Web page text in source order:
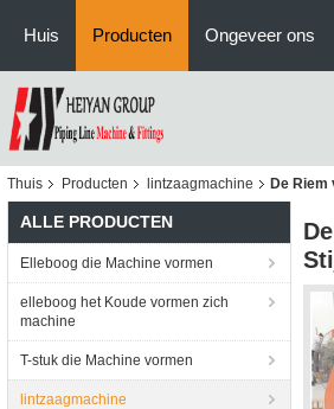
Huis Producten Ongeveer ons
Thuis Producten lintzaagmachine De Riem
ALLE PRODUCTEN
Elleboog die Machine vormen
elleboog het Koude vormen zich
machine
T-stuk die Machine vormen
lintzaagmachine